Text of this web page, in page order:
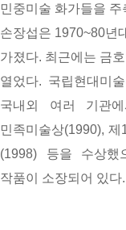
민중미술 화가들을
손장섭은 1970~80년
가졌다. 최근에는 금
열었다. 국립현대미
국내외 여러 기관
민족미술상(1990), 제
(1998) 등을 수상했
작품이 소장되어 있다.